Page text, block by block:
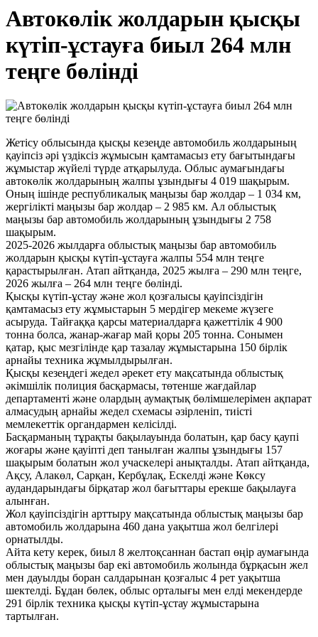
Автокөлік жолдарын қысқы
күтіп-ұстауға биыл 264 млн
теңге бөлінді
Жетісу облысында қысқы кезеңде автомобиль жолдарының
қауіпсіз әрі үздіксіз жұмысын қамтамасыз ету бағытындағы
жұмыстар жүйелі түрде атқарылуда. Облыс аумағындағы
автокөлік жолдарының жалпы ұзындығы 4 019 шақырым.
Оның ішінде республикалық маңызы бар жолдар – 1 034 км,
жергілікті маңызы бар жолдар – 2 985 км. Ал облыстық
маңызы бар автомобиль жолдарының ұзындығы 2 758
шақырым.
2025-2026 жылдарға облыстық маңызы бар автомобиль
жолдарын қысқы күтіп-ұстауға жалпы 554 млн теңге
қарастырылған. Атап айтқанда, 2025 жылға – 290 млн теңге,
2026 жылға – 264 млн теңге бөлінді.
Қысқы күтіп-ұстау және жол қозғалысы қауіпсіздігін
қамтамасыз ету жұмыстарын 5 мердігер мекеме жүзеге
асыруда. Тайғаққа қарсы материалдарға қажеттілік 4 900
тонна болса, жанар-жағар май қоры 205 тонна. Сонымен
қатар, қыс мезгілінде қар тазалау жұмыстарына 150 бірлік
арнайы техника жұмылдырылған.
Қысқы кезеңдегі жедел әрекет ету мақсатында облыстық
әкімшілік полиция басқармасы, төтенше жағдайлар
департаменті және олардың аумақтық бөлімшелерімен ақпарат
алмасудың арнайы жедел схемасы әзірленіп, тиісті
мемлекеттік органдармен келісілді.
Басқарманың тұрақты бақылауында болатын, қар басу қаупі
жоғары және қауіпті деп танылған жалпы ұзындығы 157
шақырым болатын жол учаскелері анықталды. Атап айтқанда,
Ақсу, Алакөл, Сарқан, Кербұлақ, Ескелді және Көксу
аудандарындағы бірқатар жол бағыттары ерекше бақылауға
алынған.
Жол қауіпсіздігін арттыру мақсатында облыстық маңызы бар
автомобиль жолдарына 460 дана уақытша жол белгілері
орнатылды.
Айта кету керек, биыл 8 желтоқсаннан бастап өңір аумағында
облыстық маңызы бар екі автомобиль жолында бұрқасын жел
мен дауылды боран салдарынан қозғалыс 4 рет уақытша
шектелді. Бұдан бөлек, облыс орталығы мен елді мекендерде
291 бірлік техника қысқы күтіп-ұстау жұмыстарына
тартылған.